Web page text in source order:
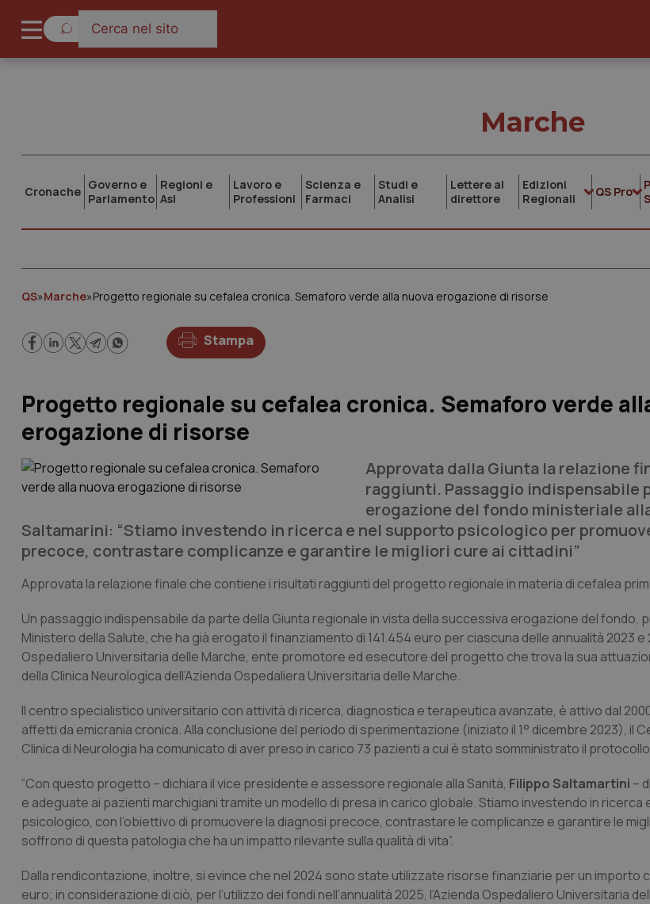
Marche
Cronache Governo e
Parlamento
Regioni e
Asl
Lavoro e
Professioni
Scienza e
Farmaci
Studi e
Analisi
Lettere al
direttore
Edizioni
Regionali
QS Pro
QS»Marche»Progetto regionale su cefalea cronica. Semaforo verde alla nuova erogazione di risorse
Stampa
Progetto regionale su cefalea cronica. Semaforo verde
erogazione di risorse
Approvata dalla Giunta la relazione
raggiunti. Passaggio indispensabile
erogazione del fondo ministeriale
Saltamarini: “Stiamo investendo in ricerca e nel supporto psicologico per
precoce, contrastare complicanze e garantire le migliori cure ai cittadini”
Approvata la relazione finale che contiene i risultati raggiunti del progetto regionale in materia di cefalea
Un passaggio indispensabile da parte della Giunta regionale in vista della successiva erogazione del fondo,
Ministero della Salute, che ha già erogato il finanziamento di 141.454 euro per ciascuna delle annualità 2023 e
Ospedaliero Universitaria delle Marche, ente promotore ed esecutore del progetto che trova la sua
della Clinica Neurologica dell’Azienda Ospedaliera Universitaria delle Marche.
Il centro specialistico universitario con attività di ricerca, diagnostica e terapeutica avanzate, è attivo dal
affetti da emicrania cronica. Alla conclusione del periodo di sperimentazione (iniziato il 1° dicembre 2023), il
Clinica di Neurologia ha comunicato di aver preso in carico 73 pazienti a cui è stato somministrato il
“Con questo progetto – dichiara il vice presidente e assessore regionale alla Sanità, Filippo Saltamartini –
e adeguate ai pazienti marchigiani tramite un modello di presa in carico globale. Stiamo investendo in ricerca
psicologico, con l’obiettivo di promuovere la diagnosi precoce, contrastare le complicanze e garantire le
soffrono di questa patologia che ha un impatto rilevante sulla qualità di vita”.
Dalla rendicontazione, inoltre, si evince che nel 2024 sono state utilizzate risorse finanziarie per un importo
euro; in considerazione di ciò, per l’utilizzo dei fondi nell’annualità 2025, l’Azienda Ospedaliero Universitaria